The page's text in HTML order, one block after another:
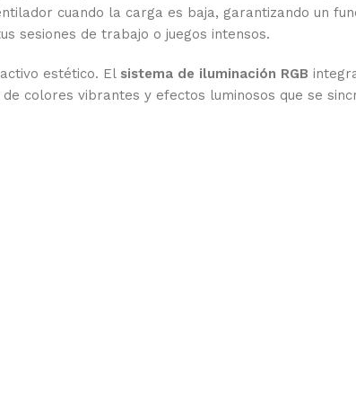
cuando la carga es baja, garantizando un
sesiones de trabajo o juegos intensos.
estético. El sistema de iluminación RGB
colores vibrantes y efectos luminosos que se